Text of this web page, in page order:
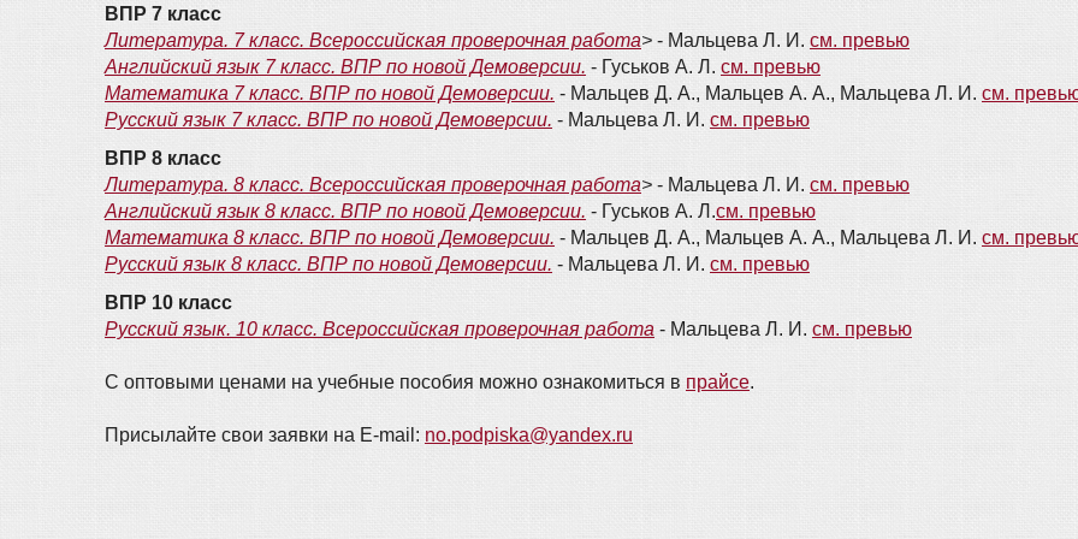
ВПР 7 класс
Литература. 7 класс. Всероссийская проверочная работа> - Мальцева Л. И. см. превью
Английский язык 7 класс. ВПР по новой Демоверсии. - Гуськов А. Л. см. превью
Математика 7 класс. ВПР по новой Демоверсии. - Мальцев Д. А., Мальцев А. А., Мальцева Л. И. см.
Русский язык 7 класс. ВПР по новой Демоверсии. - Мальцева Л. И. см. превью
ВПР 8 класс
Литература. 8 класс. Всероссийская проверочная работа> - Мальцева Л. И. см. превью
Английский язык 8 класс. ВПР по новой Демоверсии. - Гуськов А. Л.см. превью
Математика 8 класс. ВПР по новой Демоверсии. - Мальцев Д. А., Мальцев А. А., Мальцева Л. И. см.
Русский язык 8 класс. ВПР по новой Демоверсии. - Мальцева Л. И. см. превью
ВПР 10 класс
Русский язык. 10 класс. Всероссийская проверочная работа - Мальцева Л. И. см. превью
С оптовыми ценами на учебные пособия можно ознакомиться в прайсе.
Присылайте свои заявки на E-mail: no.podpiska@yandex.ru